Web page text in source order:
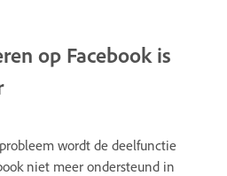
op Facebook is
wordt de deelfunctie
niet meer ondersteund in